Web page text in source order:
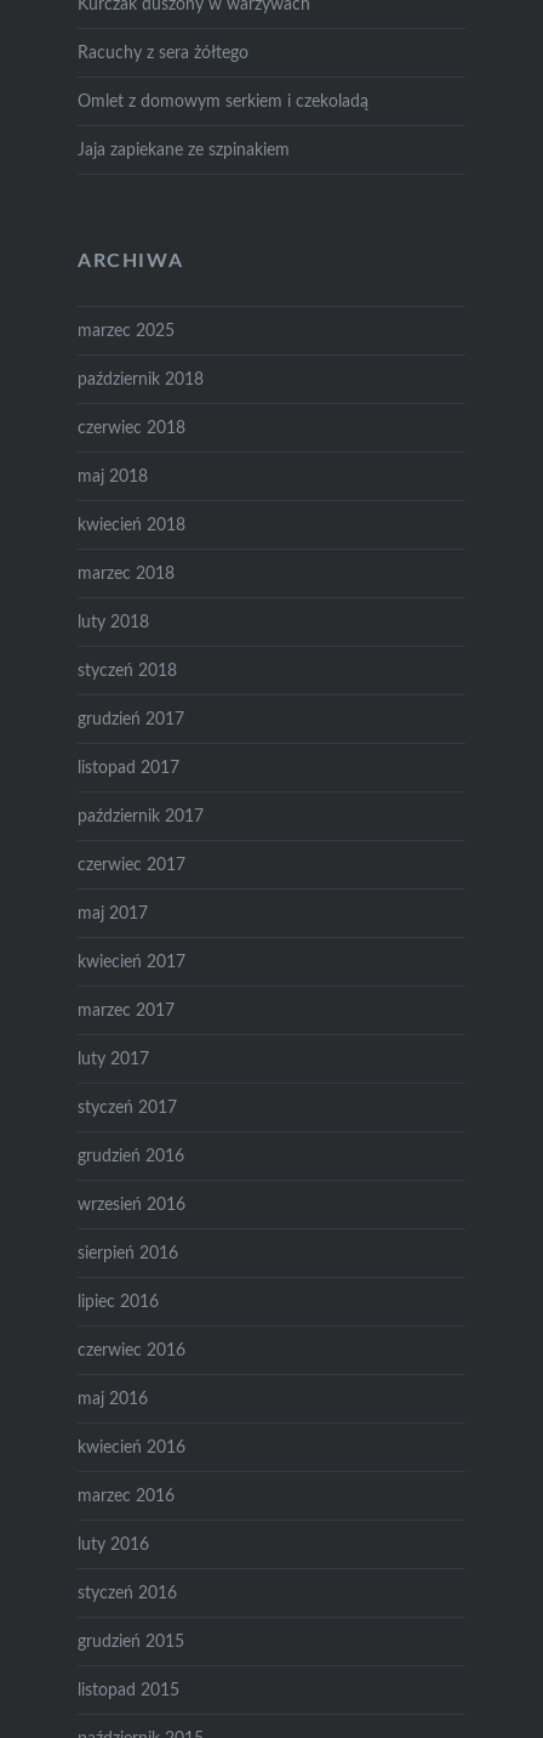
Kurczak duszony w warzywach
Racuchy z sera żółtego
Omlet z domowym serkiem i czekoladą
Jaja zapiekane ze szpinakiem
ARCHIWA
marzec 2025
październik 2018
czerwiec 2018
maj 2018
kwiecień 2018
marzec 2018
luty 2018
styczeń 2018
grudzień 2017
listopad 2017
październik 2017
czerwiec 2017
maj 2017
kwiecień 2017
marzec 2017
luty 2017
styczeń 2017
grudzień 2016
wrzesień 2016
sierpień 2016
lipiec 2016
czerwiec 2016
maj 2016
kwiecień 2016
marzec 2016
luty 2016
styczeń 2016
grudzień 2015
listopad 2015